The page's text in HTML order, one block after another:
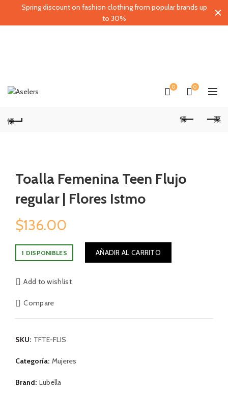
0 0
Toalla Femenina Teen Flujo
regular | Flores Istmo
$136.00
1 DISPONIBLES AÑADIR AL CARRITO
Add to wishlist
Compare
SKU: TFTE-FLIS
Categoría: Mujeres
Brand: Lubella
Spring discount on fashion clothing from popular brands up
to 30%